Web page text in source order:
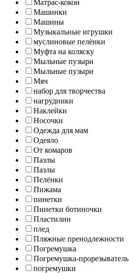
Матрас-кокон
Машинки
Машины
Музыкальные игрушки
муслиновые пелёнки
Муфта на коляску
Мыльные пузыри
Мыльные пузыри
Мяч
набор для творчества
нагрудники
Наклейки
Носочки
Одежда для мам
Одеяло
От комаров
Пазлы
Пазлы
Пелёнки
Пижама
пинетки
Пинетки ботиночки
Пластилин
плед
Пляжные пренодлежности
Погремушка
Погремушка-прорезыватель
погремушки